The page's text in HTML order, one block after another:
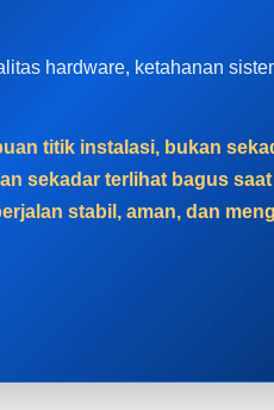
hardware, ketahanan
titik instalasi, bukan
sekadar terlihat bagus
stabil, aman, dan